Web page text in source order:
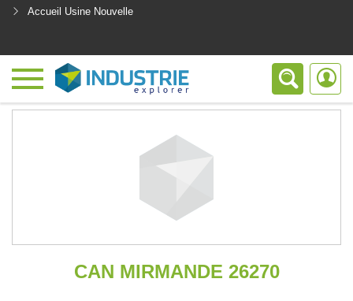
Accueil Usine Nouvelle
CAN MIRMANDE 26270